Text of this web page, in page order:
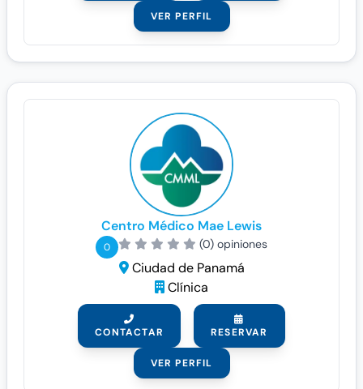
VER PERFIL
Centro Médico Mae Lewis
0 (0) opiniones
Ciudad de Panamá
Clínica
CONTACTAR RESERVAR
VER PERFIL